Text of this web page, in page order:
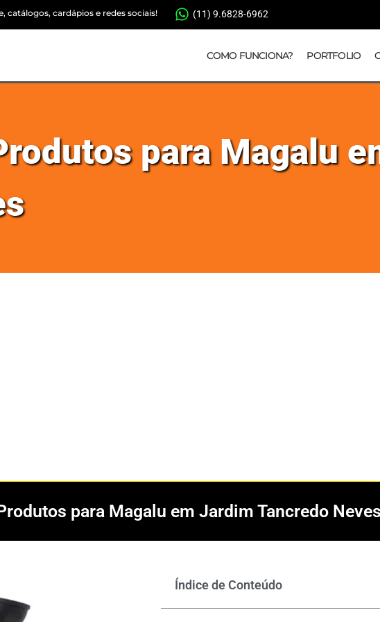
cardápios e redes sociais! (11) 9.6828-6962
COMO FUNCIONA? PORTFOLIO
para Magalu
para Magalu em Jardim Tancredo
Índice de Conteúdo